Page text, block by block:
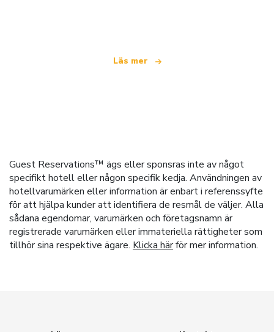
Läs mer
Guest Reservations™ ägs eller sponsras inte av något
specifikt hotell eller någon specifik kedja. Användningen av
hotellvarumärken eller information är enbart i referenssyfte
för att hjälpa kunder att identifiera de resmål de väljer. Alla
sådana egendomar, varumärken och företagsnamn är
registrerade varumärken eller immateriella rättigheter som
tillhör sina respektive ägare. Klicka härför mer information.